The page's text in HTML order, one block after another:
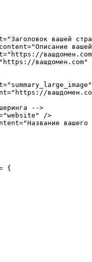
вашей
вашдомен.com"
-->
/>
{